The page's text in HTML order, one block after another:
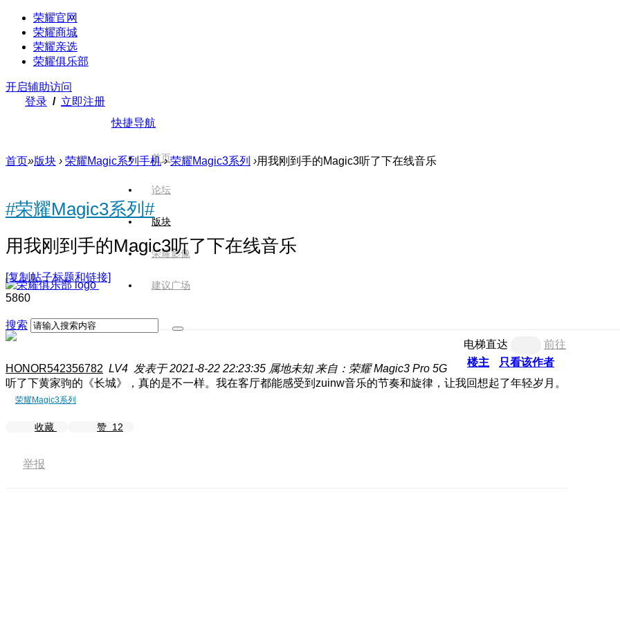
荣耀官网
荣耀商城
荣耀亲选
荣耀俱乐部
开启辅助访问
登录 / 立即注册
快捷导航
首页
论坛
版块
荣耀影像
建议广场
搜索
首页»版块 › 荣耀Magic系列手机 › 荣耀Magic3系列 ›用我刚到手的Magic3听了下在线音乐
#荣耀Magic3系列#
用我刚到手的Magic3听了下在线音乐
[复制帖子标题和链接]
5860
电梯直达
前往
楼主
只看该作者
HONOR542356782 LV4 发表于 2021-8-22 22:23:35 属地未知 来自：荣耀 Magic3 Pro 5G
听了下黄家驹的《长城》，真的是不一样。我在客厅都能感受到zuinw音乐的节奏和旋律，让我回想起了年轻岁月。
荣耀Magic3系列
收藏 赞 12
举报